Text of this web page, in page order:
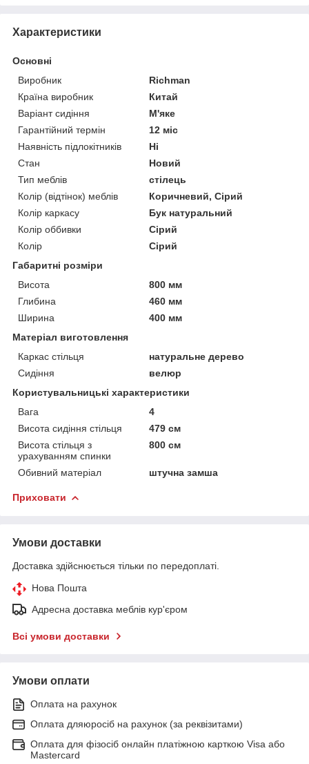
Характеристики
Основні
Виробник
Richman
Країна виробник
Китай
Варіант сидіння
М'яке
Гарантійний термін
12 міс
Наявність підлокітників
Ні
Стан
Новий
Тип меблів
стілець
Колір (відтінок) меблів
Коричневий, Сірий
Колір каркасу
Бук натуральний
Колір оббивки
Сірий
Колір
Сірий
Габаритні розміри
Висота
800 мм
Глибина
460 мм
Ширина
400 мм
Матеріал виготовлення
Каркас стільця
натуральне дерево
Сидіння
велюр
Користувальницькі характеристики
Вага
4
Висота сидіння стільця
479 см
Висота стільця з
урахуванням спинки
800 см
Обивний матеріал штучна замша
Приховати
Умови доставки
Доставка здійснюється тільки по передоплаті.
Нова Пошта
Адресна доставка меблів кур'єром
Всі умови доставки
Умови оплати
Оплата на рахунок
Оплата дляюросіб на рахунок (за реквізитами)
Оплата для фізосіб онлайн платіжною карткою Visa або
Mastercard